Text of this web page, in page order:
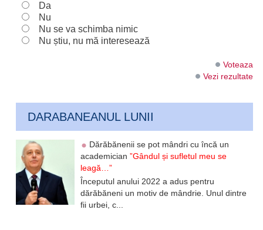
Da
Nu
Nu se va schimba nimic
Nu știu, nu mă interesează
Voteaza
Vezi rezultate
DARABANEANUL LUNII
Dărăbănenii se pot mândri cu încă un
academician”Gândul și sufletul meu se
leagă…”
Începutul anului 2022 a adus pentru
dărăbăneni un motiv de mândrie. Unul dintre
fii urbei, c...